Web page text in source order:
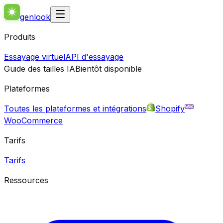
genlook
Produits
Essayage virtuelAPI d'essayage
Guide des tailles IABientôt disponible
Plateformes
Toutes les plateformes et intégrations
Shopify
WooCommerce
Tarifs
Tarifs
Ressources